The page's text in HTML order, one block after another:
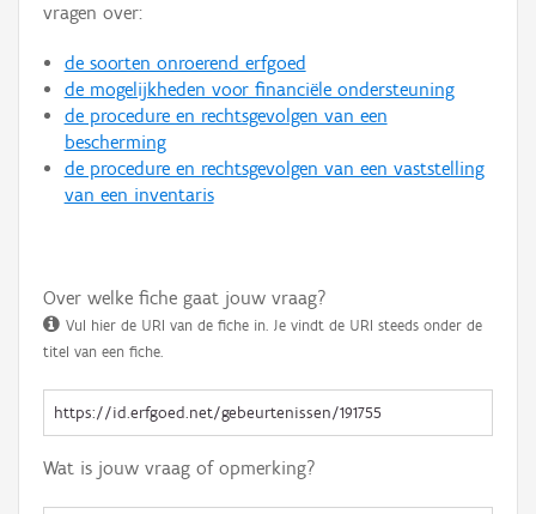
vragen over:
de soorten onroerend erfgoed
de mogelijkheden voor financiële ondersteuning
de procedure en rechtsgevolgen van een
bescherming
de procedure en rechtsgevolgen van een vaststelling
van een inventaris
Over welke fiche gaat jouw vraag?
Vul hier de URI van de fiche in. Je vindt de URI steeds onder de
titel van een fiche.
Wat is jouw vraag of opmerking?